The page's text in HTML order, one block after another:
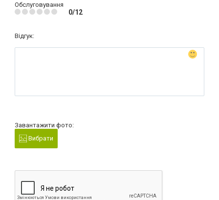
Обслуговування
0/12
Відгук:
Завантажити фото:
Вибрати